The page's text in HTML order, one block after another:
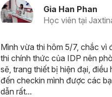
Gia Han Phan
Học viên tại
Mình vừa thi hôm 5/7, chắc vì
thi chính thức của IDP nên
sẽ, trang thiết bị hiện đại, điều
đến checkin mình được các
dẫn rất...